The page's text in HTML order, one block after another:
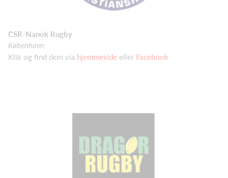
CSR-Nanok Rugby
København
Klik og find dem via hjemmeside eller Facebook